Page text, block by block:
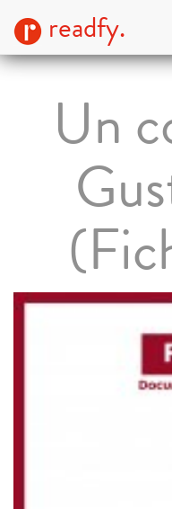
readfy.
Un